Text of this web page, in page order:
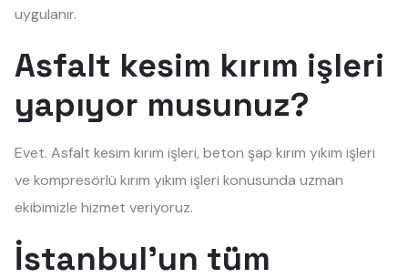
uygulanır.
Asfalt kesim kırım işleri
yapıyor musunuz?
Evet. Asfalt kesim kırım işleri, beton şap kırım yıkım işleri
ve kompresörlü kırım yıkım işleri konusunda uzman
ekibimizle hizmet veriyoruz.
İstanbul'un tüm